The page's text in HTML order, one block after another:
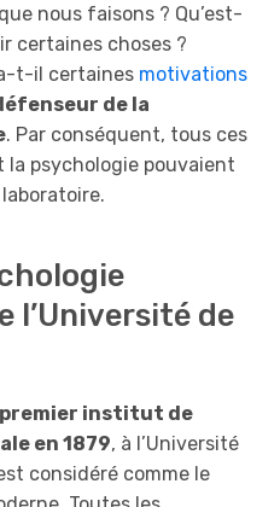
nous faisons ? Qu’est-
certaines choses ?
t-il certaines motivations
de la
. Par conséquent, tous ces
la psychologie pouvaient
l’Université de
premier institut de
en 1879, à l’Université
considéré comme le